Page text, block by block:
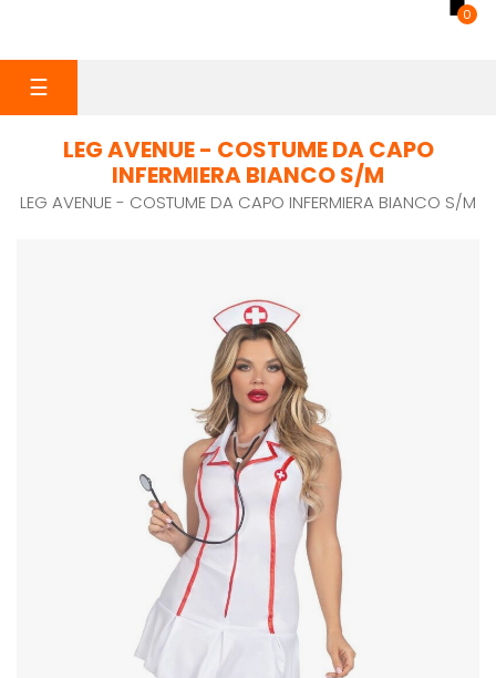
0
navigazione
☰
LEG AVENUE - COSTUME DA CAPO
INFERMIERA BIANCO S/M
LEG AVENUE - COSTUME DA CAPO INFERMIERA BIANCO S/M